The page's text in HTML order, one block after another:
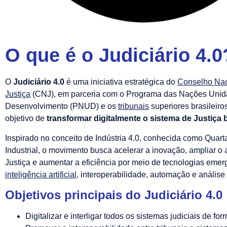
O que é o Judiciário
O Judiciário 4.0 é uma iniciativa estratégica do Conselho
Justiça (CNJ), em parceria com o Programa das Nações
Desenvolvimento (PNUD) e os tribunais superiores
objetivo de transformar digitalmente o sistema de Justiça
Inspirado no conceito de Indústria 4.0, conhecida como
Industrial, o movimento busca acelerar a inovação, ampliar o
Justiça e aumentar a eficiência por meio de tecnologias
inteligência artificial , interoperabilidade, automação e análise
Objetivos principais do Judiciário 4.0
Digitalizar e interligar todos os sistemas judiciais de